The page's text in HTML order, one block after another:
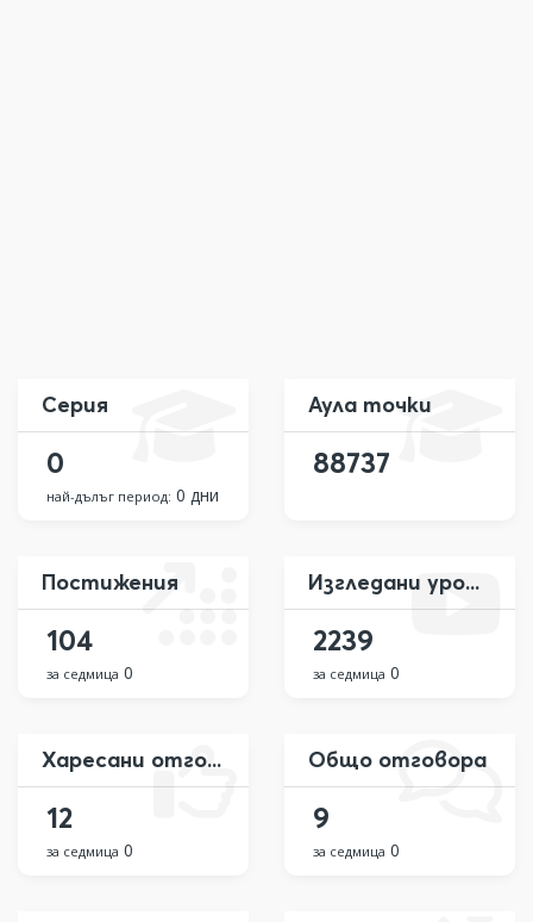
Серия
0
най-дълъг период: 0 дни
Аула точки
88737
Постижения
104
за седмица 0
Изгледани уроци
2239
за седмица 0
Харесани отговора
12
за седмица 0
Общо отговора
9
за седмица 0